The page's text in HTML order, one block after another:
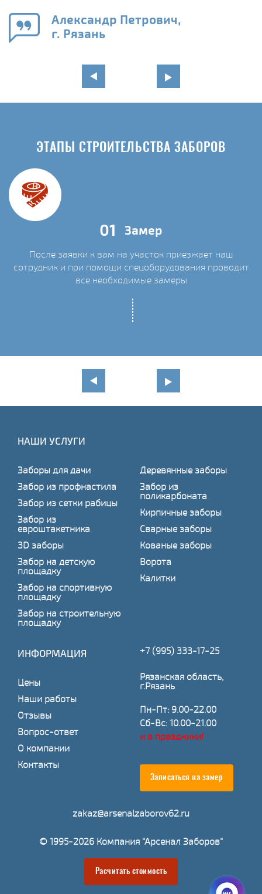
Александр Петрович,
г. Рязань
ЭТАПЫ СТРОИТЕЛЬСТВА ЗАБОРОВ
01 Замер
После заявки к вам на участок приезжает наш
сотрудник и при помощи спецоборудования проводит
все необходимые замеры
НАШИ УСЛУГИ
Заборы для дачи
Забор из профнастила
Забор из сетки рабицы
Забор из
евроштакетника
3D заборы
Забор на детскую
площадку
Забор на спортивную
площадку
Забор на строительную
площадку
Деревянные заборы
Забор из
поликарбоната
Кирпичные заборы
Сварные заборы
Кованые заборы
Ворота
Калитки
ИНФОРМАЦИЯ
Цены
Наши работы
Отзывы
Вопрос-ответ
О компании
Контакты
+7 (995) 333-17-25
Рязанская область,
г.Рязань
Пн-Пт: 9.00-22.00
Сб-Вс: 10.00-21.00
и в праздники!
Записаться на замер
zakaz@arsenalzaborov62.ru
© 1995-2026 Компания "Арсенал Заборов"
Расчитать стоимость